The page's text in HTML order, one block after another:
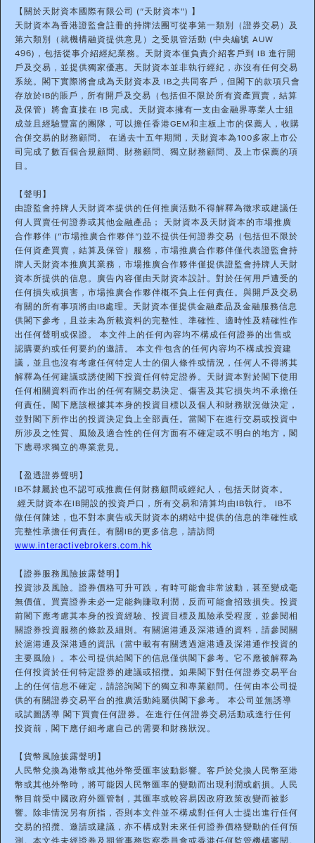
【關於天財資本國際有限公司 (“天財資本") 】
天財資本為香港證監會註冊的持牌法團可從事第一類別（證券交易）及
第六類別（就機構融資提供意見）之受規管活動 (中央編號 AUW
496)，包括從事介紹經紀業務。天財資本僅負責介紹客戶到 IB 進行開
戶及交易，並提供獨家優惠。天財資本並非執行經紀，亦沒有任何交易
系統。閣下實際將會成為天財資本及 IB之共同客戶，但閣下的款項只會
存放於IB的賬戶，所有開戶及交易（包括但不限於所有資產買賣，結算
及保管）將會直接在 IB 完成。天財資本擁有一支由金融界專業人士組
成並且經驗豐富的團隊，可以擔任香港GEM和主板上市的保薦人，收購
合併交易的財務顧問。 在過去十五年期間，天財資本為100多家上市公
司完成了數百個合規顧問、財務顧問、獨立財務顧問、及上市保薦的項
目。
【聲明】
由證監會持牌人天財資本提供的任何推廣活動不得解釋為徵求或建議任
何人買賣任何證券或其他金融產品； 天財資本及天財資本的市場推廣
合作夥伴 (“市場推廣合作夥伴”)並不提供任何證券交易（包括但不限於
任何資產買賣，結算及保管）服務，市場推廣合作夥伴僅代表證監會持
牌人天財資本推廣其業務，市場推廣合作夥伴僅提供證監會持牌人天財
資本所提供的信息。廣告內容僅由天財資本設計。對於任何用戶遭受的
任何損失或損害，市場推廣合作夥伴概不負上任何責任。與開戶及交易
有關的所有事項將由IB處理。天財資本僅提供金融產品及金融服務信息
供閣下參考，且並未為所載資料的完整性、準確性、適時性及精確性作
出任何聲明或保證。 本文件上的任何內容均不構成任何證券的出售或
認購要約或任何要約的邀請。 本文件包含的任何內容均不構成投資建
議，並且也沒有考慮任何特定人士的個人條件或情況，任何人不得將其
解釋為任何建議或誘使閣下投資任何特定證券。天財資本對於閣下使用
任何相關資料而作出的任何有關交易決定、傷害及其它損失均不承擔任
何責任。閣下應該根據其本身的投資目標以及個人和財務狀況做決定，
並對閣下所作出的投資決定負上全部責任。當閣下在進行交易或投資中
所涉及之性質、風險及適合性的任何方面有不確定或不明白的地方，閣
下應尋求獨立的專業意見。
【盈透證券聲明】
IB不隸屬於也不認可或推薦任何財務顧問或經紀人，包括天財資本。
經天財資本在IB開設的投資戶口，所有交易和清算均由IB執行。 IB不
做任何陳述，也不對本廣告或天財資本的網站中提供的信息的準確性或
完整性承擔任何責任。有關IB的更多信息，請訪問
www.interactivebrokers.com.hk
【證券服務風險披露聲明】
投資涉及風險。證券價格可升可跌，有時可能會非常波動，甚至變成毫
無價值。買賣證券未必一定能夠賺取利潤，反而可能會招致損失。投資
前閣下應考慮其本身的投資經驗、投資目標及風險承受程度，並參閱相
關證券投資服務的條款及細則。有關滬港通及深港通的資料，請參閱關
於滬港通及深港通的資訊（當中載有有關透過滬港通及深港通作投資的
主要風險）。本公司提供給閣下的信息僅供閣下參考。它不應被解釋為
任何投資於任何特定證券的建議或招攬。如果閣下對任何證券交易平台
上的任何信息不確定，請諮詢閣下的獨立和專業顧問。任何由本公司提
供的有關證券交易平台的推廣活動純屬供閣下參考。 本公司並無誘導
或試圖誘導 閣下買賣任何證券。在進行任何證券交易活動或進行任何
投資前，閣下應仔細考慮自己的需要和財務狀況。
【貨幣風險披露聲明】
人民幣兌換為港幣或其他外幣受匯率波動影響。客戶於兌換人民幣至港
幣或其他外幣時，將可能因人民幣匯率的變動而出現利潤或虧損。人民
幣目前受中國政府外匯管制，其匯率或較容易因政府政策改變而被影
響。除非情況另有所指，否則本文件並不構成對任何人士提出進行任何
交易的招攬、邀請或建議，亦不構成對未來任何證券價格變動的任何預